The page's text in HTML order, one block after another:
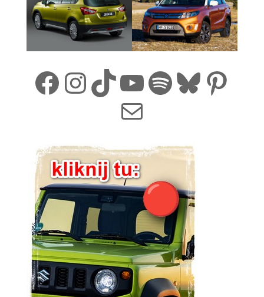
Facebook
Instagram
TikTok
YouTube
Spotify
Mail